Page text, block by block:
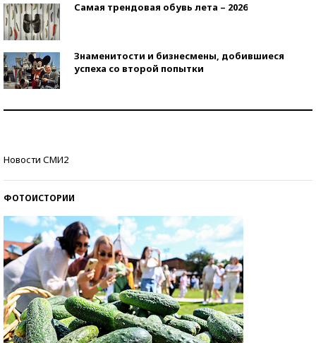
Самая трендовая обувь лета – 2026
Знаменитости и бизнесмены, добившиеся
успеха со второй попытки
Новости СМИ2
ФОТОИСТОРИИ